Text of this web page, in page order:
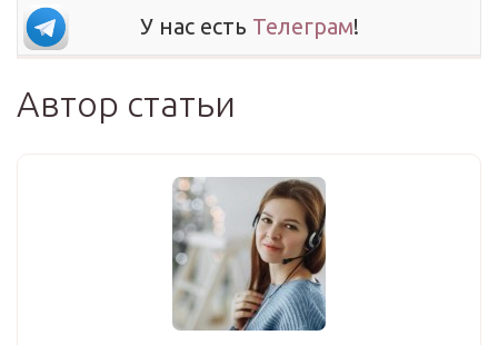
У нас есть Телеграм!
Автор статьи